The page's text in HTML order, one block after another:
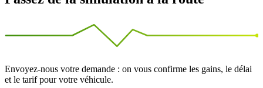
Envoyez-nous votre demande : on vous confirme les gains, le délai
et le tarif pour votre véhicule.